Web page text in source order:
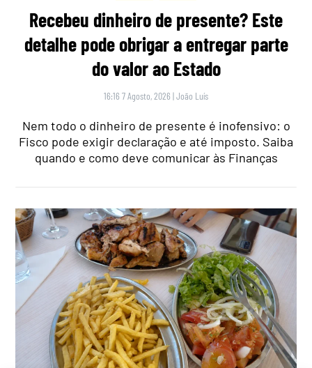
Recebeu dinheiro de presente? Este
detalhe pode obrigar a entregar parte
do valor ao Estado
16:16 7 Agosto, 2026 |João Luís
Nem todo o dinheiro de presente é inofensivo: o
Fisco pode exigir declaração e até imposto. Saiba
quando e como deve comunicar às Finanças